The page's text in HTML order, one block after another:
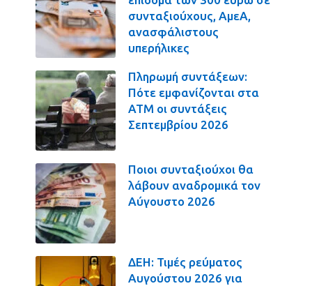
συνταξιούχους, ΑμεΑ,
ανασφάλιστους
υπερήλικες
Πληρωμή συντάξεων:
Πότε εμφανίζονται στα
ΑΤΜ οι συντάξεις
Σεπτεμβρίου 2026
Ποιοι συνταξιούχοι θα
λάβουν αναδρομικά τον
Αύγουστο 2026
ΔΕΗ: Τιμές ρεύματος
Αυγούστου 2026 για